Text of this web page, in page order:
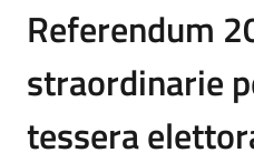
Referendum
straordinarie
tessera